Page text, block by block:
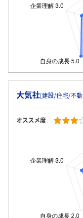
大気社[建設/住宅/不
オススメ度